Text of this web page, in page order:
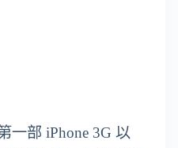
一部 iPhone 3G 以